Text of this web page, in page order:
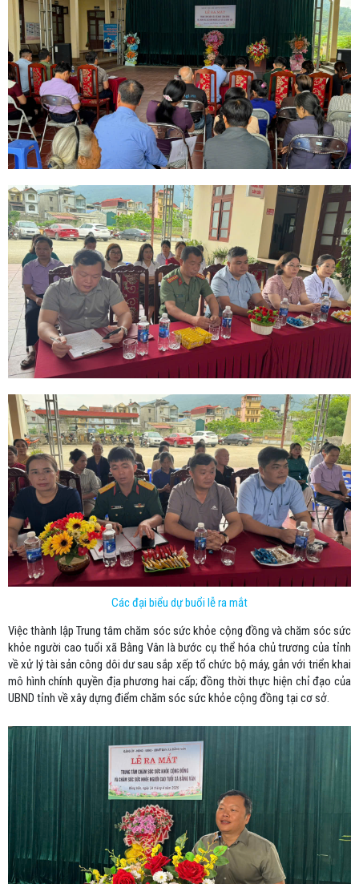
Các đại biểu dự buổi lễ ra mắt
Việc thành lập Trung tâm chăm sóc sức khỏe cộng đồng và chăm sóc sức
khỏe người cao tuổi xã Bằng Vân là bước cụ thể hóa chủ trương của tỉnh
về xử lý tài sản công dôi dư sau sắp xếp tổ chức bộ máy, gắn với triển khai
mô hình chính quyền địa phương hai cấp; đồng thời thực hiện chỉ đạo của
UBND tỉnh về xây dựng điểm chăm sóc sức khỏe cộng đồng tại cơ sở.